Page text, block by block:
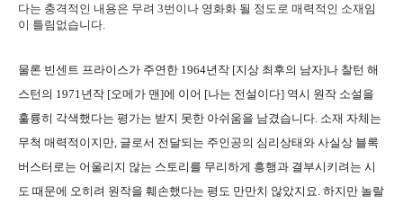
다는 충격적인 내용은 무려 3번이나 영화화 될 정도로 매력적인 소재임
이 틀림없습니다.
물론 빈센트 프라이스가 주연한 1964년작 [지상 최후의 남자]나 찰턴 해
스턴의 1971년작 [오메가 맨]에 이어 [나는 전설이다] 역시 원작 소설을
훌륭히 각색했다는 평가는 받지 못한 아쉬움을 남겼습니다. 소재 자체는
무척 매력적이지만, 글로서 전달되는 주인공의 심리상태와 사실상 블록
버스터로는 어울리지 않는 스토리를 무리하게 흥행과 결부시키려는 시
도 때문에 오히려 원작을 훼손했다는 평도 만만치 않았지요. 하지만 놀랄